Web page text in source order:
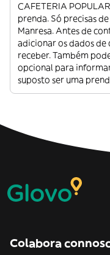
CAFETERIA
prenda. Só precisas
Manresa. Antes de
adicionar os dados de
receber. Também
opcional para
suposto ser uma
Colabora